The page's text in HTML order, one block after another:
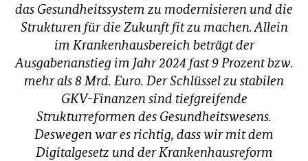
das Gesundheitssystem zu modernisieren und die
Strukturen für die Zukunft fit zu machen. Allein
im Krankenhausbereich beträgt der
Ausgabenanstieg im Jahr 2024 fast 9 Prozent bzw.
mehr als 8 Mrd. Euro. Der Schlüssel zu stabilen
GKV-Finanzen sind tiefgreifende
Strukturreformen des Gesundheitswesens.
Deswegen war es richtig, dass wir mit dem
Digitalgesetz und der Krankenhausreform